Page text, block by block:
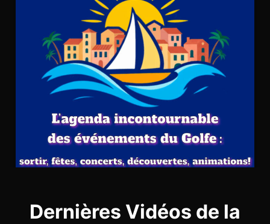
Dernières Vidéos de la